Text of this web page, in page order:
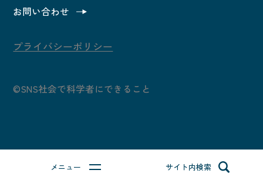
メニュー サイト内検索
質問と回答
事業の概要
お問い合わせ
プライバシーポリシー
©SNS社会で科学者にできること